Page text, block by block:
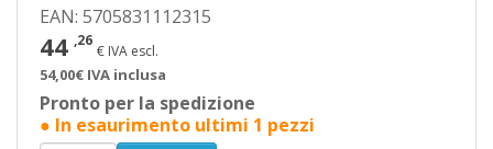
EAN: 5705831112315
44 ,26
€ IVA escl.
54,00€ IVA inclusa
Pronto per la spedizione
● In esaurimento ultimi 1 pezzi